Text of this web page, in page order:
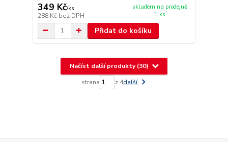
349 Kč/ks
288 Kč bez DPH
skladem na prodejně
1 ks
Přidat do košíku
Načíst další produkty (30)
strana z 4další